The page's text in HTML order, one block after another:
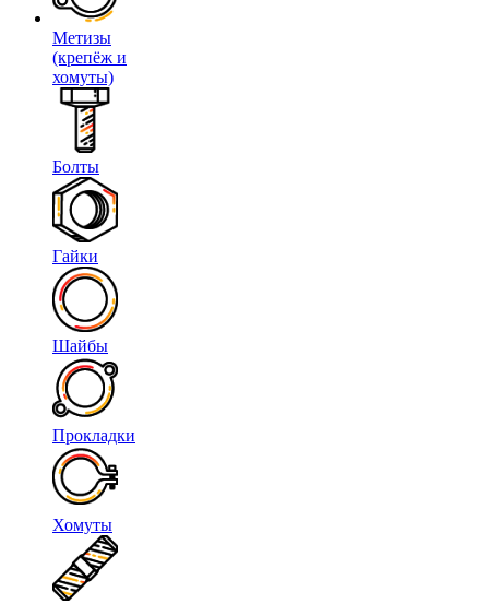
Метизы
(крепёж и
хомуты)
Болты
Гайки
Шайбы
Прокладки
Хомуты